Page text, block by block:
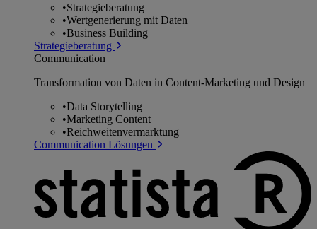
•Strategieberatung
•Wertgenerierung mit Daten
•Business Building
Strategieberatung
Communication
Transformation von Daten in Content-Marketing und Design
•Data Storytelling
•Marketing Content
•Reichweitenvermarktung
Communication Lösungen